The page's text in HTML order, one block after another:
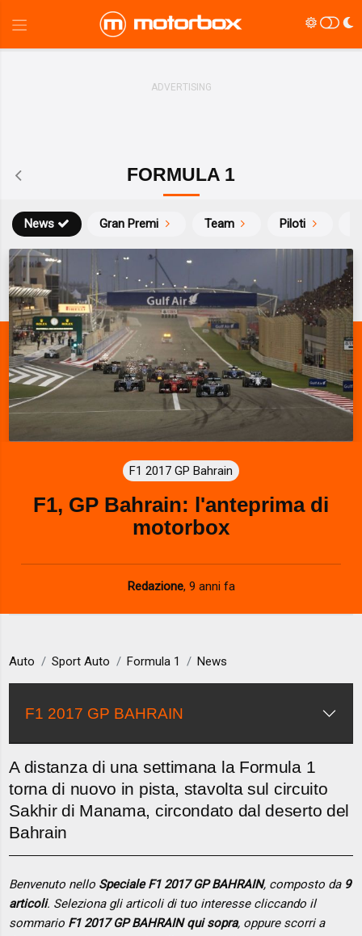
FORMULA 1
News Gran Premi Team Piloti
F1 2017 GP Bahrain
F1, GP Bahrain: l'anteprima di
motorbox
Redazione, 9 anni fa
Auto Sport Auto Formula 1 News
F1 2017 GP BAHRAIN
A distanza di una settimana la Formula 1
torna di nuovo in pista, stavolta sul circuito
Sakhir di Manama, circondato dal deserto del
Bahrain
Benvenuto nello Speciale F1 2017 GP BAHRAIN, composto da 9
articoli. Seleziona gli articoli di tuo interesse cliccando il
sommario F1 2017 GP BAHRAIN qui sopra, oppure scorri a